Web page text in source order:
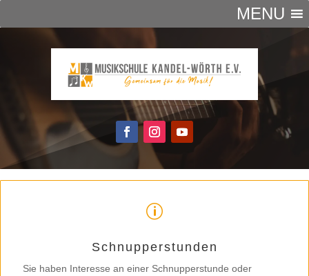
MENU
p
Schnupperstunden
Sie haben Interesse an einer Schnupperstunde oder